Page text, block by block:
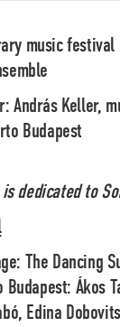
music festival
András Keller,
Budapest
dedicated to
The Dancing
Ákos
Edina